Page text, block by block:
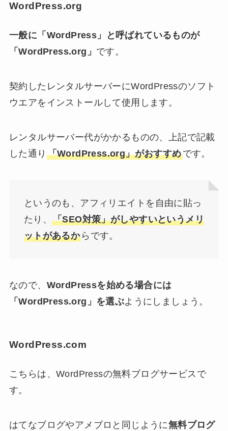
WordPress.org
一般に「WordPress」と呼ばれているものが
「WordPress.org」 です。
契約したレンタルサーバーにWordPressのソフト
ウエアをインストールして使用します。
レンタルサーバー代がかかるものの、上記で記載
した通り 「WordPress.org」がおすすめです。
というのも、アフィリエイトを自由に貼っ
たり、「SEO対策」がしやすいというメリ
ットがあるか らです。
なので、 WordPressを始める場合には
「WordPress.org」を選ぶようにしましょう。
WordPress.com
こちらは、WordPressの無料ブログサービスで
す。
はてなブログやアメブロと同じように無料ブログ